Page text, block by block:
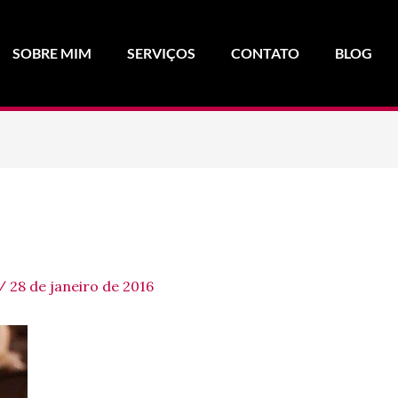
SOBRE MIM SERVIÇOS CONTATO BLOG
/ 28 de janeiro de 2016